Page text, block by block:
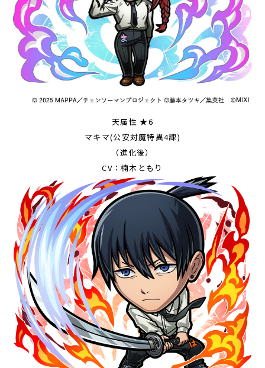
天属性 ★6
マキマ(公安対魔特異4課)
（進化後）
CV：楠木ともり